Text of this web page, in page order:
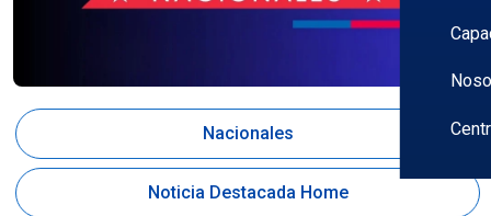
Nacionales
Noticia Destacada Home